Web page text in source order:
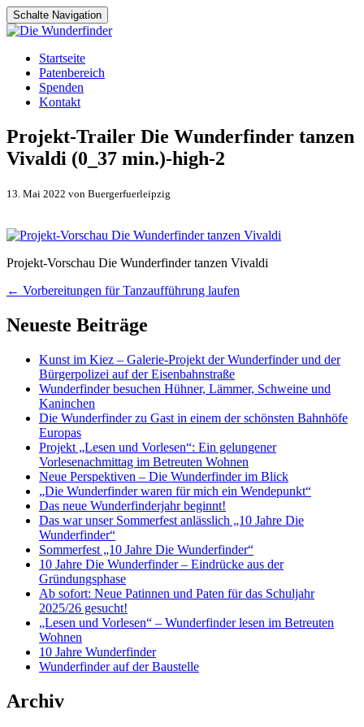
Schalte Navigation
Zum
Inhalt
springen
Startseite
Patenbereich
Spenden
Kontakt
Projekt-Trailer Die Wunderfinder tanzen
Vivaldi (0_37 min.)-high-2
13. Mai 2022 von Buergerfuerleipzig
Projekt-Vorschau Die Wunderfinder tanzen Vivaldi
Artikel-
Navigation
← Vorbereitungen für Tanzaufführung laufen
Neueste Beiträge
Kunst im Kiez – Galerie-Projekt der Wunderfinder und der
Bürgerpolizei auf der Eisenbahnstraße
Wunderfinder besuchen Hühner, Lämmer, Schweine und
Kaninchen
Die Wunderfinder zu Gast in einem der schönsten Bahnhöfe
Europas
Projekt „Lesen und Vorlesen“: Ein gelungener
Vorlesenachmittag im Betreuten Wohnen
Neue Perspektiven – Die Wunderfinder im Blick
„Die Wunderfinder waren für mich ein Wendepunkt“
Das neue Wunderfinderjahr beginnt!
Das war unser Sommerfest anlässlich „10 Jahre Die
Wunderfinder“
Sommerfest „10 Jahre Die Wunderfinder“
10 Jahre Die Wunderfinder – Eindrücke aus der
Gründungsphase
Ab sofort: Neue Patinnen und Paten für das Schuljahr
2025/26 gesucht!
„Lesen und Vorlesen“ – Wunderfinder lesen im Betreuten
Wohnen
10 Jahre Wunderfinder
Wunderfinder auf der Baustelle
Archiv